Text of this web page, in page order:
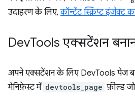
उदाहरण के लिए,कॉन्टेंट स्क्रिप्ट इंजेक्ट
DevTools एक्सटेंशन
अपने एक्सटेंशन के लिए DevTools पेज
मेनिफ़ेस्ट में devtools_page फ़ील्ड